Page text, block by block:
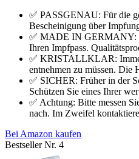
✅ PASSGENAU: Für die
Bescheinigung über
✅ MADE IN GERMANY:
Ihren Impfpass.
✅ KRISTALLKLAR:
entnehmen zu müssen. Die
✅ SICHER: Früher in der
Schützen Sie eines Ihrer
✅ Achtung: Bitte messen
nach. Im Zweifel
Bei Amazon kaufen
Bestseller Nr. 4